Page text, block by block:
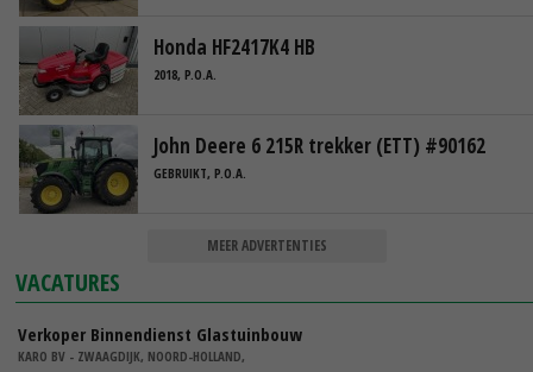
Honda HF2417K4 HB
2018, P.O.A.
John Deere 6 215R trekker (ETT) #90162
GEBRUIKT, P.O.A.
MEER ADVERTENTIES
VACATURES
Verkoper Binnendienst Glastuinbouw
KARO BV - ZWAAGDIJK, NOORD-HOLLAND,